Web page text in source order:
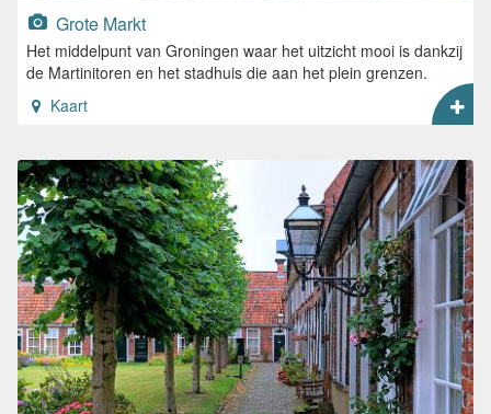
Grote Markt
Het middelpunt van Groningen waar het uitzicht mooi is dankzij
de Martinitoren en het stadhuis die aan het plein grenzen.
Kaart